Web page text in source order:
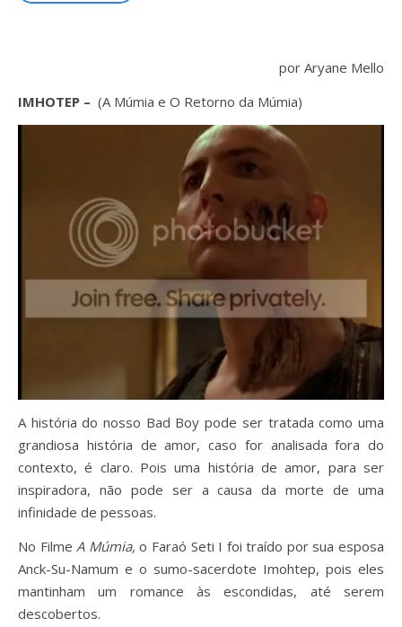
por Aryane Mello
IMHOTEP – (A Múmia e O Retorno da Múmia)
A história do nosso Bad Boy pode ser tratada como uma
grandiosa história de amor, caso for analisada fora do
contexto, é claro. Pois uma história de amor, para ser
inspiradora, não pode ser a causa da morte de uma
infinidade de pessoas.
No Filme A Múmia, o Faraó Seti I foi traído por sua esposa
Anck-Su-Namum e o sumo-sacerdote Imohtep, pois eles
mantinham um romance às escondidas, até serem
descobertos.